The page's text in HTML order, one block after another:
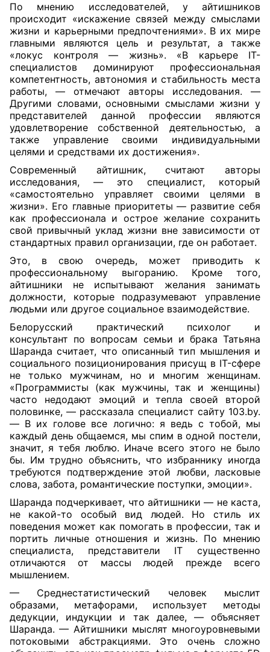
По мнению исследователей, у айтишников
происходит «искажение связей между смыслами
жизни и карьерными предпочтениями». В их мире
главными являются цель и результат, а также
«локус контроля — жизнь». «В карьере IT-
специалистов доминируют профессиональная
компетентность, автономия и стабильность места
работы, — отмечают авторы исследования. —
Другими словами, основными смыслами жизни у
представителей данной профессии являются
удовлетворение собственной деятельностью, а
также управление своими индивидуальными
целями и средствами их достижения».
Современный айтишник, считают авторы
исследования, — это специалист, который
«самостоятельно управляет своими целями в
жизни». Его главные приоритеты — развитие себя
как профессионала и острое желание сохранить
свой привычный уклад жизни вне зависимости от
стандартных правил организации, где он работает.
Это, в свою очередь, может приводить к
профессиональному выгоранию. Кроме того,
айтишники не испытывают желания занимать
должности, которые подразумевают управление
людьми или другое социальное взаимодействие.
Белорусский практический психолог и
консультант по вопросам семьи и брака Татьяна
Шаранда считает, что описанный тип мышления и
социального позиционирования присущ в IT-сфере
не только мужчинам, но и многим женщинам.
«Программисты (как мужчины, так и женщины)
часто недодают эмоций и тепла своей второй
половинке, — рассказала специалист сайту 103.by.
— В их голове все логично: я ведь с тобой, мы
каждый день общаемся, мы спим в одной постели,
значит, я тебя люблю. Иначе всего этого не было
бы. Им трудно объяснить, что избраннику иногда
требуются подтверждение этой любви, ласковые
слова, забота, романтические поступки, эмоции».
Шаранда подчеркивает, что айтишники — не каста,
не какой-то особый вид людей. Но стиль их
поведения может как помогать в профессии, так и
портить личные отношения и жизнь. По мнению
специалиста, представители IT существенно
отличаются от массы людей прежде всего
мышлением.
— Среднестатистический человек мыслит
образами, метафорами, использует методы
дедукции, индукции и так далее, — объясняет
Шаранда. — Айтишники мыслят многоуровневыми
потоковыми абстракциями. Это очень сложно